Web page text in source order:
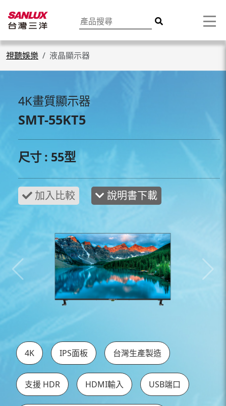
視聽娛樂 液晶顯示器
4K畫質顯示器
SMT-55KT5
尺寸 : 55型
說明書下載
4K IPS面板 台灣生產製造
支援 HDR HDMI輸入 USB端口